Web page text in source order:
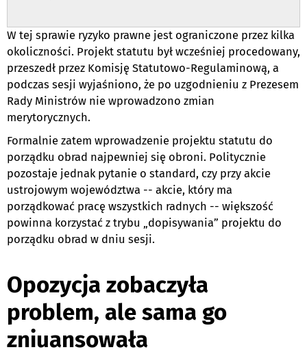
W tej sprawie ryzyko prawne jest ograniczone przez kilka
okoliczności. Projekt statutu był wcześniej procedowany,
przeszedł przez Komisję Statutowo-Regulaminową, a
podczas sesji wyjaśniono, że po uzgodnieniu z Prezesem
Rady Ministrów nie wprowadzono zmian
merytorycznych.
Formalnie zatem wprowadzenie projektu statutu do
porządku obrad najpewniej się obroni. Politycznie
pozostaje jednak pytanie o standard, czy przy akcie
ustrojowym województwa -- akcie, który ma
porządkować pracę wszystkich radnych -- większość
powinna korzystać z trybu „dopisywania” projektu do
porządku obrad w dniu sesji.
Opozycja zobaczyła
problem, ale sama go
zniuansowała